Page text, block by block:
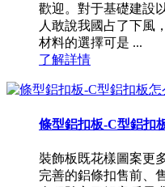
歡迎。對于基礎建設
人敢說我國占了下風
材料的選擇可是 ...
了解詳情
條型鋁扣板-C型鋁扣
裝飾板既花樣圖案更
完善的鋁條扣售前、